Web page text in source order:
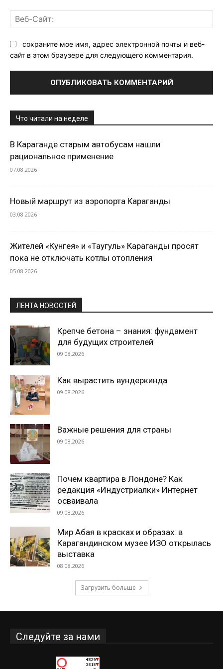
сохраните мое имя, адрес электронной почты и веб-
сайт в этом браузере для следующего комментария.
Что читали на неделе
В Караганде старым автобусам нашли
рациональное применение
07.08.2026
Новый маршрут из аэропорта Караганды
03.08.2026
Жителей «Кунгея» и «Таугуль» Караганды просят
пока не отключать котлы отопления
05.08.2026
ЛЕНТА НОВОСТЕЙ
Крепче бетона – знания: фундамент
для будущих строителей
09.08.2026
Как вырастить вундеркинда
09.08.2026
Важные решения для страны
09.08.2026
Почем квартира в Лондоне? Как
редакция «Индустриалки» Интернет
осваивала
09.08.2026
Мир Абая в красках и образах: в
Карагандинском музее ИЗО открылась
выставка
08.08.2026
Загрузить больше
Следуйте за нами